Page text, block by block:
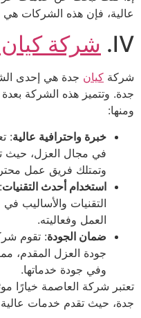
عالية، فإن هذه الشركات هي
IV. شركة
شركة كيان جدة هي إحدى
جدة. وتتميز هذه الشركة
ومنها:
خبرة واحترافية عالية:
في مجال العزل، حيث
وتمتلك فريق عمل
استخدام أحدث التقنيات
التقنيات والأساليب
العمل وفعاليته.
ضمان الجودة: تقوم
جودة العزل المقدم،
وفي جودة خدماتها.
تعتبر شركة العاصمة خيارًا
جدة، حيث تقدم خدمات عالية